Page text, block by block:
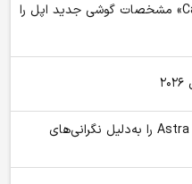
این آیفون ۱۸ است؟ / «Caviar» مشخصات گوشی جدید اپل را
OpenAI سرعت توسعه مدل قدرتمند Astra را به‌دلیل نگرانی‌های